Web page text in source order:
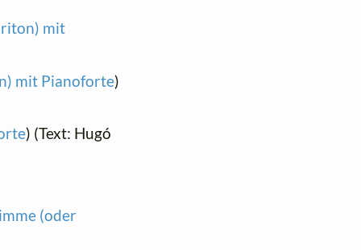
mit
mit Pianoforte)
) (Text: Hugó
(oder